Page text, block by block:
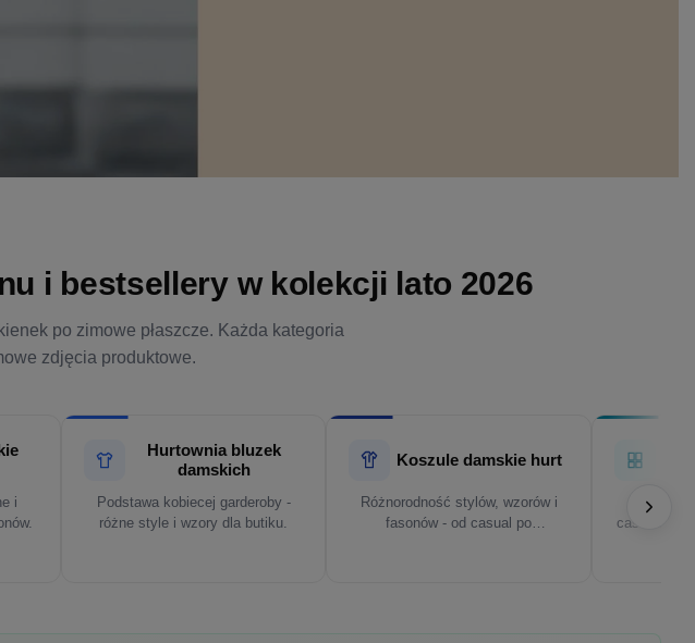
i bestsellery w kolekcji lato 2026
po zimowe płaszcze. Każda kategoria
zdjęcia produktowe.
i
Hurtownia bluzek
damskich
Podstawa kobiecej garderoby -
różne style i wzory dla butiku.
Koszule damskie hurt
Różnorodność stylów, wzorów i
fasonów - od casual po
casualowe,